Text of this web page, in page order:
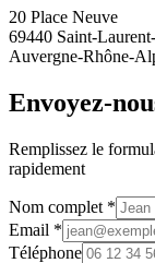
20 Place Neuve
69440 Saint-
Auvergne-Rhône-
Envoyez-
Remplissez le
rapidement
Nom complet *
Email *
Téléphone